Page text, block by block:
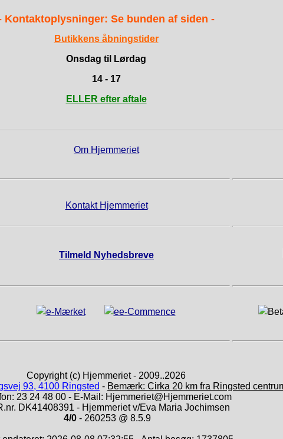
Kontaktoplysninger: Se bunden af siden -
Butikkens åbningstider
Onsdag til Lørdag
14 - 17
ELLER efter aftale
Om Hjemmeriet
Kontakt Hjemmeriet
Tilmeld Nyhedsbreve
Copyright (c) Hjemmeriet - 2009..2026
93, 4100 Ringsted - Bemærk: Cirka 20 km fra Ringsted
23 24 48 00 - E-Mail: Hjemmeriet@Hjemmeriet.com
DK41408391 - Hjemmeriet v/Eva Maria Jochimsen
4/0 - 260253 @ 8.5.9